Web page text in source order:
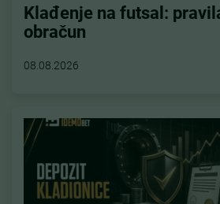
Klađenje na futsal:
obračun
08.08.2026